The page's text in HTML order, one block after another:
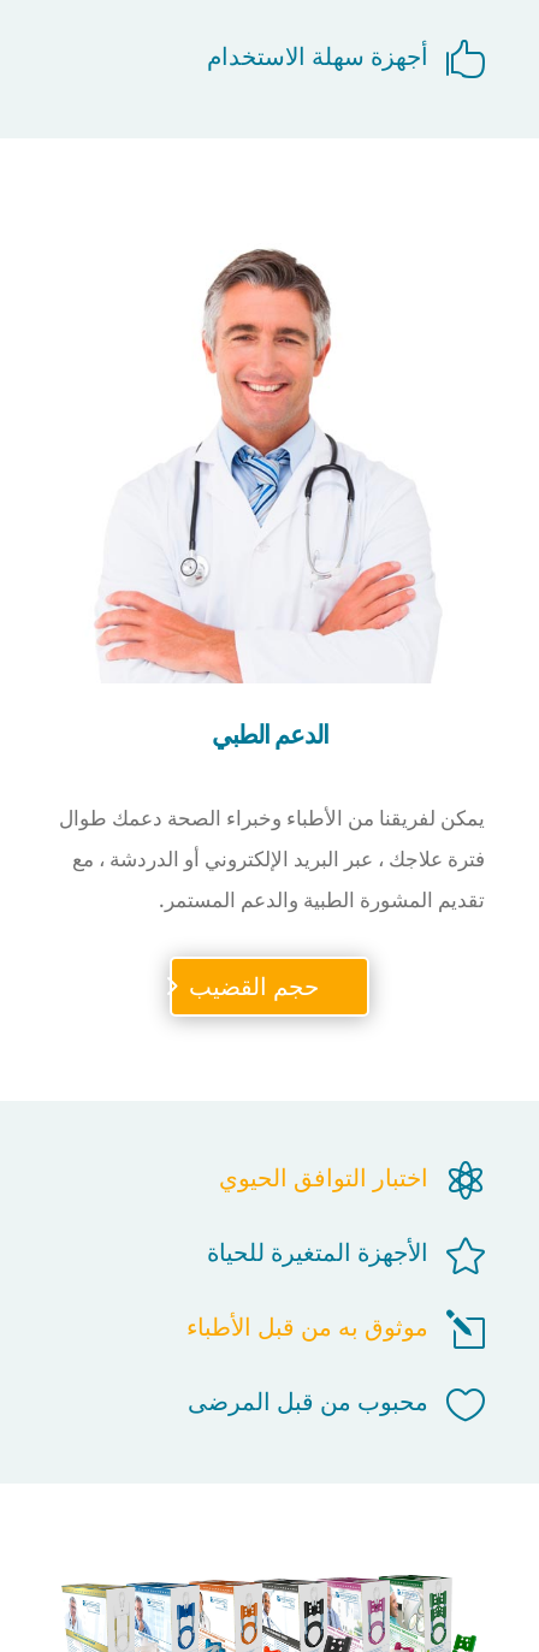
 أجهزة سهلة الاستخدام
الدعم الطبي
يمكن لفريقنا من الأطباء وخبراء الصحة دعمك طوال
فترة علاجك ، عبر البريد الإلكتروني أو الدردشة ، مع
تقديم المشورة الطبية والدعم المستمر.
حجم القضيب
 اختبار التوافق الحيوي
 الأجهزة المتغيرة للحياة
l موثوق به من قبل الأطباء
 محبوب من قبل المرضى